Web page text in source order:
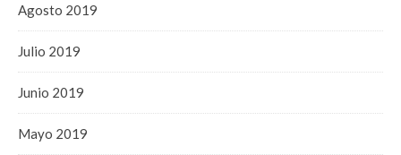
Agosto 2019
Julio 2019
Junio 2019
Mayo 2019